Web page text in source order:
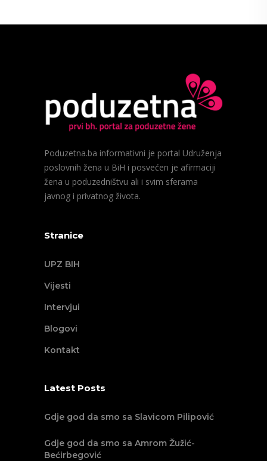
Poduzetna.ba informativni je portal Udruženja
poslovnih žena u BiH i posvećen je afirmaciji
žena u poduzedništvu ali i svim sferama
javnog i privatnog života.
Stranice
UPZ BIH
Vijesti
Intervjui
Blogovi
Kontakt
Latest Posts
Gdje god da smo sa Slavicom Pilipović
Gdje god da smo sa Amrom Žužić-
Bećirbegović